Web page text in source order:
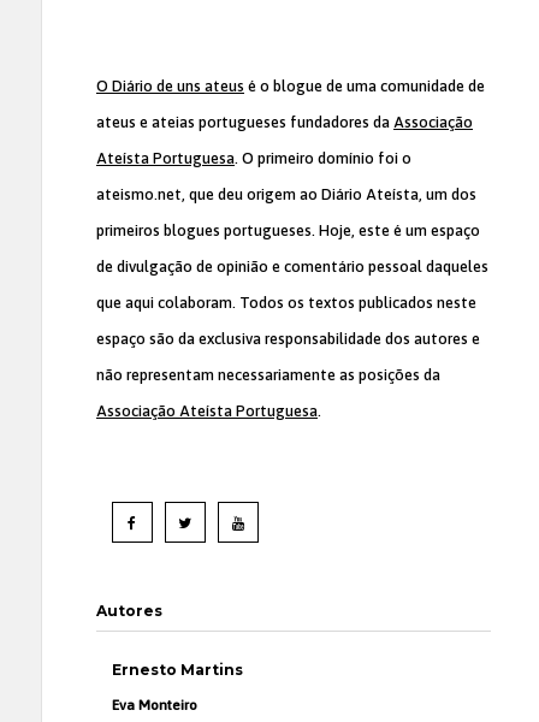
O Diário de uns ateus é o blogue de uma comunidade de
ateus e ateias portugueses fundadores da Associação
Ateísta Portuguesa. O primeiro domínio foi o
ateismo.net, que deu origem ao Diário Ateísta, um dos
primeiros blogues portugueses. Hoje, este é um espaço
de divulgação de opinião e comentário pessoal daqueles
que aqui colaboram. Todos os textos publicados neste
espaço são da exclusiva responsabilidade dos autores e
não representam necessariamente as posições da
Associação Ateísta Portuguesa.
Autores
Ernesto Martins
Eva Monteiro